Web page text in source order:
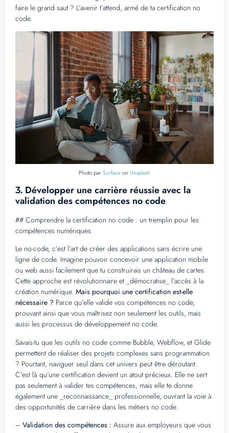
faire le grand saut ? L’avenir t’attend, armé de ta certification no
code.
Photo parSurface on Unsplash
3. Développer une carrière réussie avec la
validation des compétences no code
## Comprendre la certification no code : un tremplin pour les
compétences numériques
Le no-code, c’est l’art de créer des applications sans écrire une
ligne de code. Imagine pouvoir concevoir une application mobile
ou web aussi facilement que tu construirais un château de cartes.
Cette approche est révolutionnaire et _démocratise_ l’accès à la
création numérique. Mais pourquoi une certification est-elle
nécessaire ? Parce qu’elle valide vos compétences no code,
prouvant ainsi que vous maîtrisez non seulement les outils, mais
aussi les processus de développement no code.
Savais-tu que les outils no code comme Bubble, Webflow, et Glide
permettent de réaliser des projets complexes sans programmation
? Pourtant, naviguer seul dans cet univers peut être déroutant.
C’est là qu’une certification devient un atout précieux. Elle ne sert
pas seulement à valider tes compétences, mais elle te donne
également une _reconnaissance_ professionnelle, ouvrant la voie à
des opportunités de carrière dans les métiers no code.
– Validation des compétences : Assure aux employeurs que vous